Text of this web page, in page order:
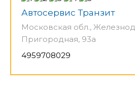
Автосервис Транзит
Московская обл.,
Пригородная, 93а
4959708029